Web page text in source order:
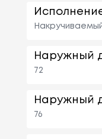
Наружный
72
Наружный
76